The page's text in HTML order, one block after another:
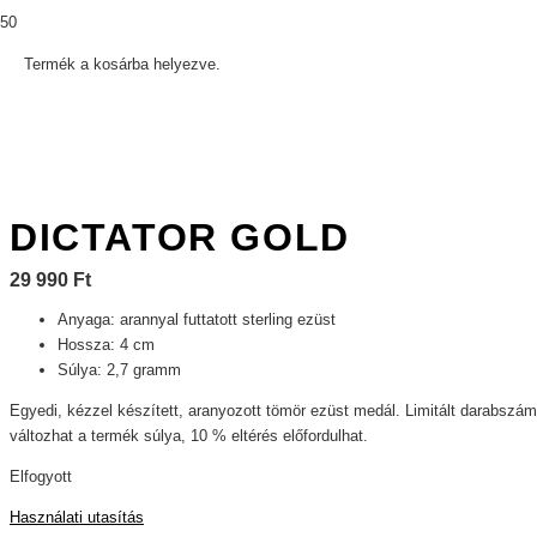
Terméka kosárba helyezve.
DICTATOR GOLD
29 990 Ft
Anyaga: arannyal futtatott sterling ezüst
Hossza: 4 cm
Súlya: 2,7 gramm
Egyedi, kézzel készített, aranyozott tömör ezüst medál. Limitált
változhat a termék súlya, 10 % eltérés előfordulhat.
Elfogyott
Használati utasítás